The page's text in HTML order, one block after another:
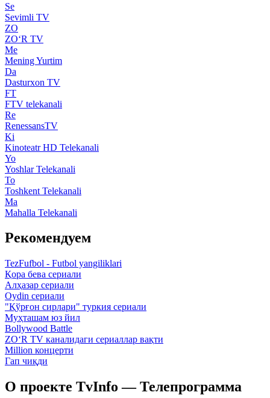
Se
Sevimli TV
ZO
ZO‘R TV
Me
Mening Yurtim
Da
Dasturxon TV
FT
FTV telekanali
Re
RenessansTV
Ki
Kinoteatr HD Telekanali
Yo
Yoshlar Telekanali
To
Toshkent Telekanali
Ma
Mahalla Telekanali
Рекомендуем
TezFufbol - Futbol yangiliklari
Қора бева сериали
Алҳазар сериали
Oydin сериали
"Қўрғон сирлари" туркия сериали
Муҳташам юз йил
Bollywood Battle
ZO‘R TV каналидаги сериаллар вақти
Million концерти
Гап чиқди
О проекте TvInfo — Телепрограмма